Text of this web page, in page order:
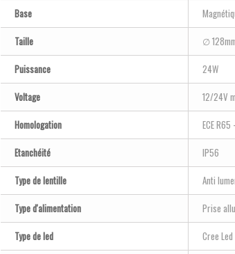
Base
Taille
∅
Puissance
24W
Voltage
12/24V
Homologation
ECE R65
Etanchéité
IP56
Type de lentille
Anti
Type d'alimentation
Prise
Type de led
Cree Led